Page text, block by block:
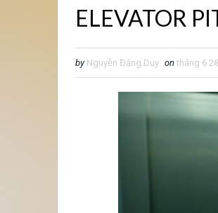
ELEVATOR
by Nguyễn Đặng Duy on tháng 6